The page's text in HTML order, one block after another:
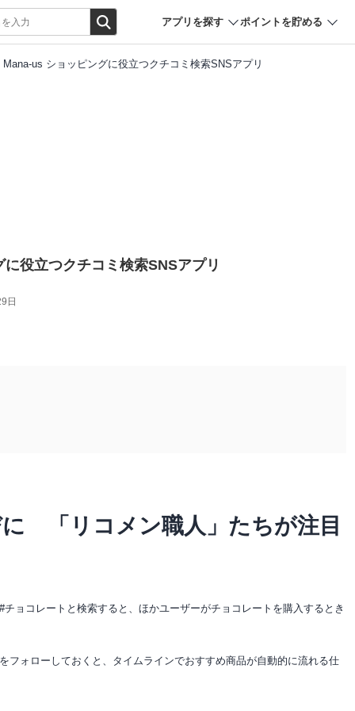
アプリを探す ポイントを貯める
Mana-us ショッピングに役立つクチコミ検索SNSアプリ
役立つクチコミ検索SNSアプリ
日
「リコメン職人」たちが注目
チョコレートと検索すると、ほかユーザーがチョコレートを購入するとき
フォローしておくと、タイムラインでおすすめ商品が自動的に流れる仕